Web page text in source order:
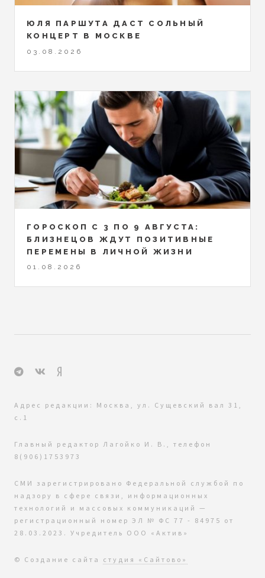
ЮЛЯ ПАРШУТА ДАСТ СОЛЬНЫЙ
КОНЦЕРТ В МОСКВЕ
03.08.2026
ГОРОСКОП С 3 ПО 9 АВГУСТА:
БЛИЗНЕЦОВ ЖДУТ ПОЗИТИВНЫЕ
ПЕРЕМЕНЫ В ЛИЧНОЙ ЖИЗНИ
01.08.2026
Адрес редакции: Москва, ул. Сущевский вал 31,
с.1
Главный редактор Лагойко И. В., телефон
8(906)1753973
СМИ зарегистрировано Федеральной службой по
надзору в сфере связи, информационных
технологий и массовых коммуникаций —
регистрационный номер ЭЛ № ФС 77 - 84975 от
28.03.2023. Учредитель ООО «Актив»
© Создание сайта студия «Сайтово»